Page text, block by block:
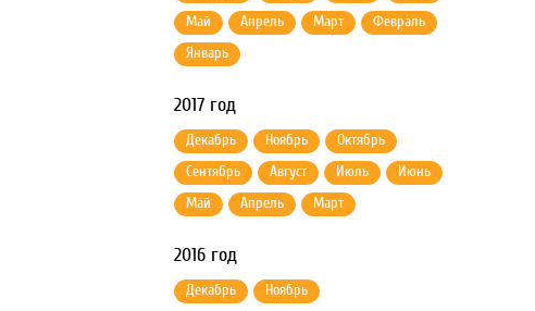
Май
Апрель Март
Февраль
Январь
2017 год
Декабрь Ноябрь
Октябрь
Сентябрь
Август Июль
Июнь
Май
Апрель Март
2016 год
Декабрь Ноябрь